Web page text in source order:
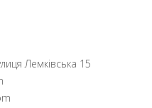
Лемківська 15